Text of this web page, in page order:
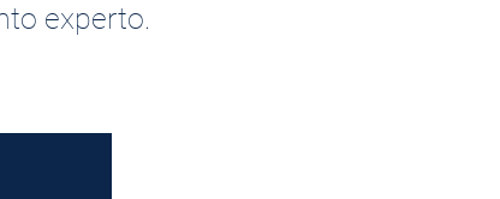
experto.